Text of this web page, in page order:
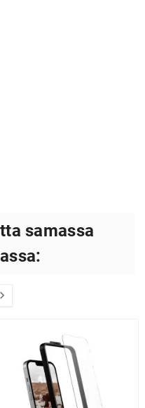
samassa
